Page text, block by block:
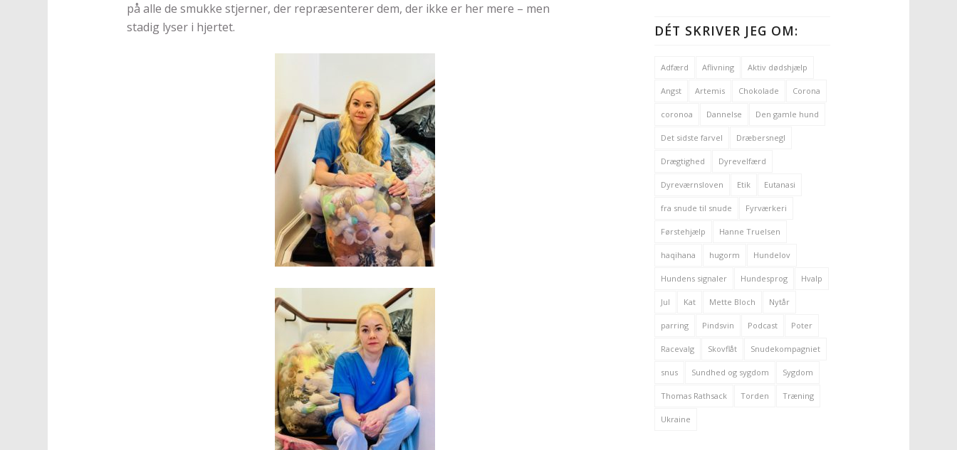
på alle de smukke stjerner, der repræsenterer dem, der ikke er her mere – men
stadig lyser i hjertet.
DÉT SKRIVER JEG OM:
Adfærd Aflivning Aktiv dødshjælp
Angst Artemis Chokolade Corona
coronoa Dannelse Den gamle hund
Det sidste farvel Dræbersnegl
Drægtighed Dyrevelfærd
Dyreværnsloven Etik Eutanasi
fra snude til snude Fyrværkeri
Førstehjælp Hanne Truelsen
haqihana hugorm Hundelov
Hundens signaler Hundesprog Hvalp
Jul Kat Mette Bloch Nytår
parring Pindsvin Podcast Poter
Racevalg Skovflåt Snudekompagniet
snus Sundhed og sygdom Sygdom
Thomas Rathsack Torden Træning
Ukraine